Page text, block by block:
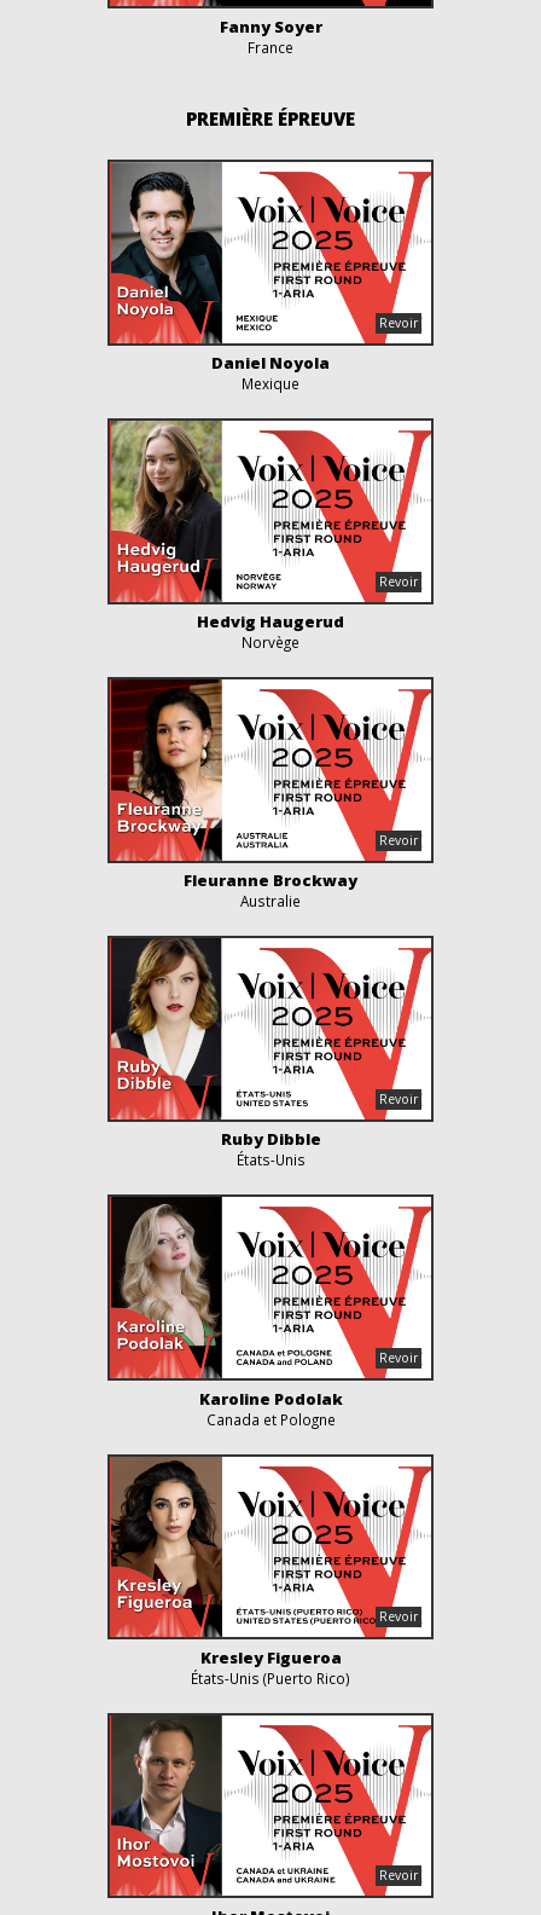
Fanny Soyer
France
PREMIÈRE ÉPREUVE
Daniel Noyola
Mexique
Hedvig Haugerud
Norvège
Fleuranne Brockway
Australie
Ruby Dibble
États-Unis
Karoline Podolak
Canada et Pologne
Kresley Figueroa
États-Unis (Puerto Rico)